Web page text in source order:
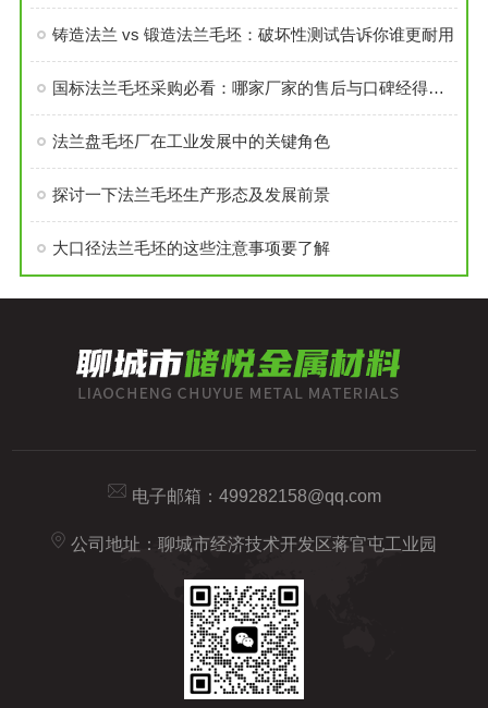
铸造法兰 vs 锻造法兰毛坯：破坏性测试告诉你谁更耐用
国标法兰毛坯采购必看：哪家厂家的售后与口碑经得起考验？
法兰盘毛坯厂在工业发展中的关键角色
探讨一下法兰毛坯生产形态及发展前景
大口径法兰毛坯的这些注意事项要了解
电子邮箱： 499282158@qq.com
公司地址：聊城市经济技术开发区蒋官屯工业园